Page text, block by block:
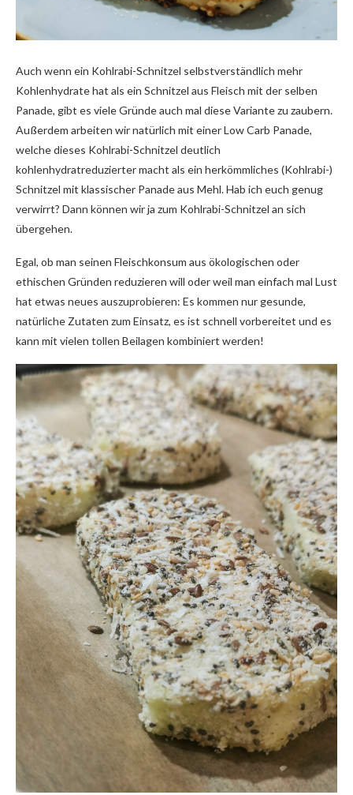
Auch wenn ein Kohlrabi-Schnitzel selbstverständlich mehr
Kohlenhydrate hat als ein Schnitzel aus Fleisch mit der selben
Panade, gibt es viele Gründe auch mal diese Variante zu zaubern.
Außerdem arbeiten wir natürlich mit einer Low Carb Panade,
welche dieses Kohlrabi-Schnitzel deutlich
kohlenhydratreduzierter macht als ein herkömmliches (Kohlrabi-)
Schnitzel mit klassischer Panade aus Mehl. Hab ich euch genug
verwirrt? Dann können wir ja zum Kohlrabi-Schnitzel an sich
übergehen.
Egal, ob man seinen Fleischkonsum aus ökologischen oder
ethischen Gründen reduzieren will oder weil man einfach mal Lust
hat etwas neues auszuprobieren: Es kommen nur gesunde,
natürliche Zutaten zum Einsatz, es ist schnell vorbereitet und es
kann mit vielen tollen Beilagen kombiniert werden!